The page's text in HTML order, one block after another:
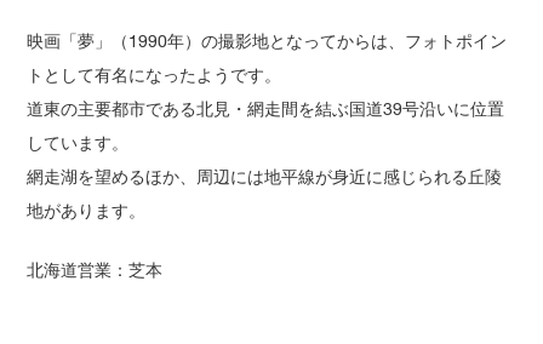
映画「夢」（1990年）の撮影地となってからは、フォトポイン
トとして有名になったようです。
道東の主要都市である北見・網走間を結ぶ国道39号沿いに位置
しています。
網走湖を望めるほか、周辺には地平線が身近に感じられる丘陵
地があります。
北海道営業：芝本